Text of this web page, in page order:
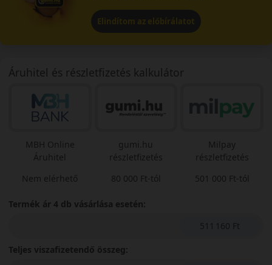
Elindítom az előbírálatot
Áruhitel és részletfizetés kalkulátor
MBH Online
Áruhitel
Nem elérhető
gumi.hu
részletfizetés
80 000 Ft-tól
Milpay
részletfizetés
501 000 Ft-tól
Termék ár 4 db vásárlása esetén:
511 160 Ft
Teljes viszafizetendő összeg: